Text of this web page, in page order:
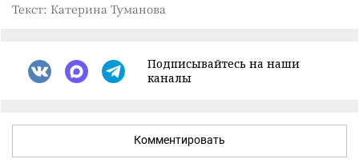
Текст: Катерина Туманова
Подписывайтесь на наши
каналы
Комментировать